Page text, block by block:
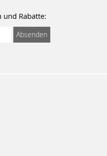
Rabatte:
Absenden